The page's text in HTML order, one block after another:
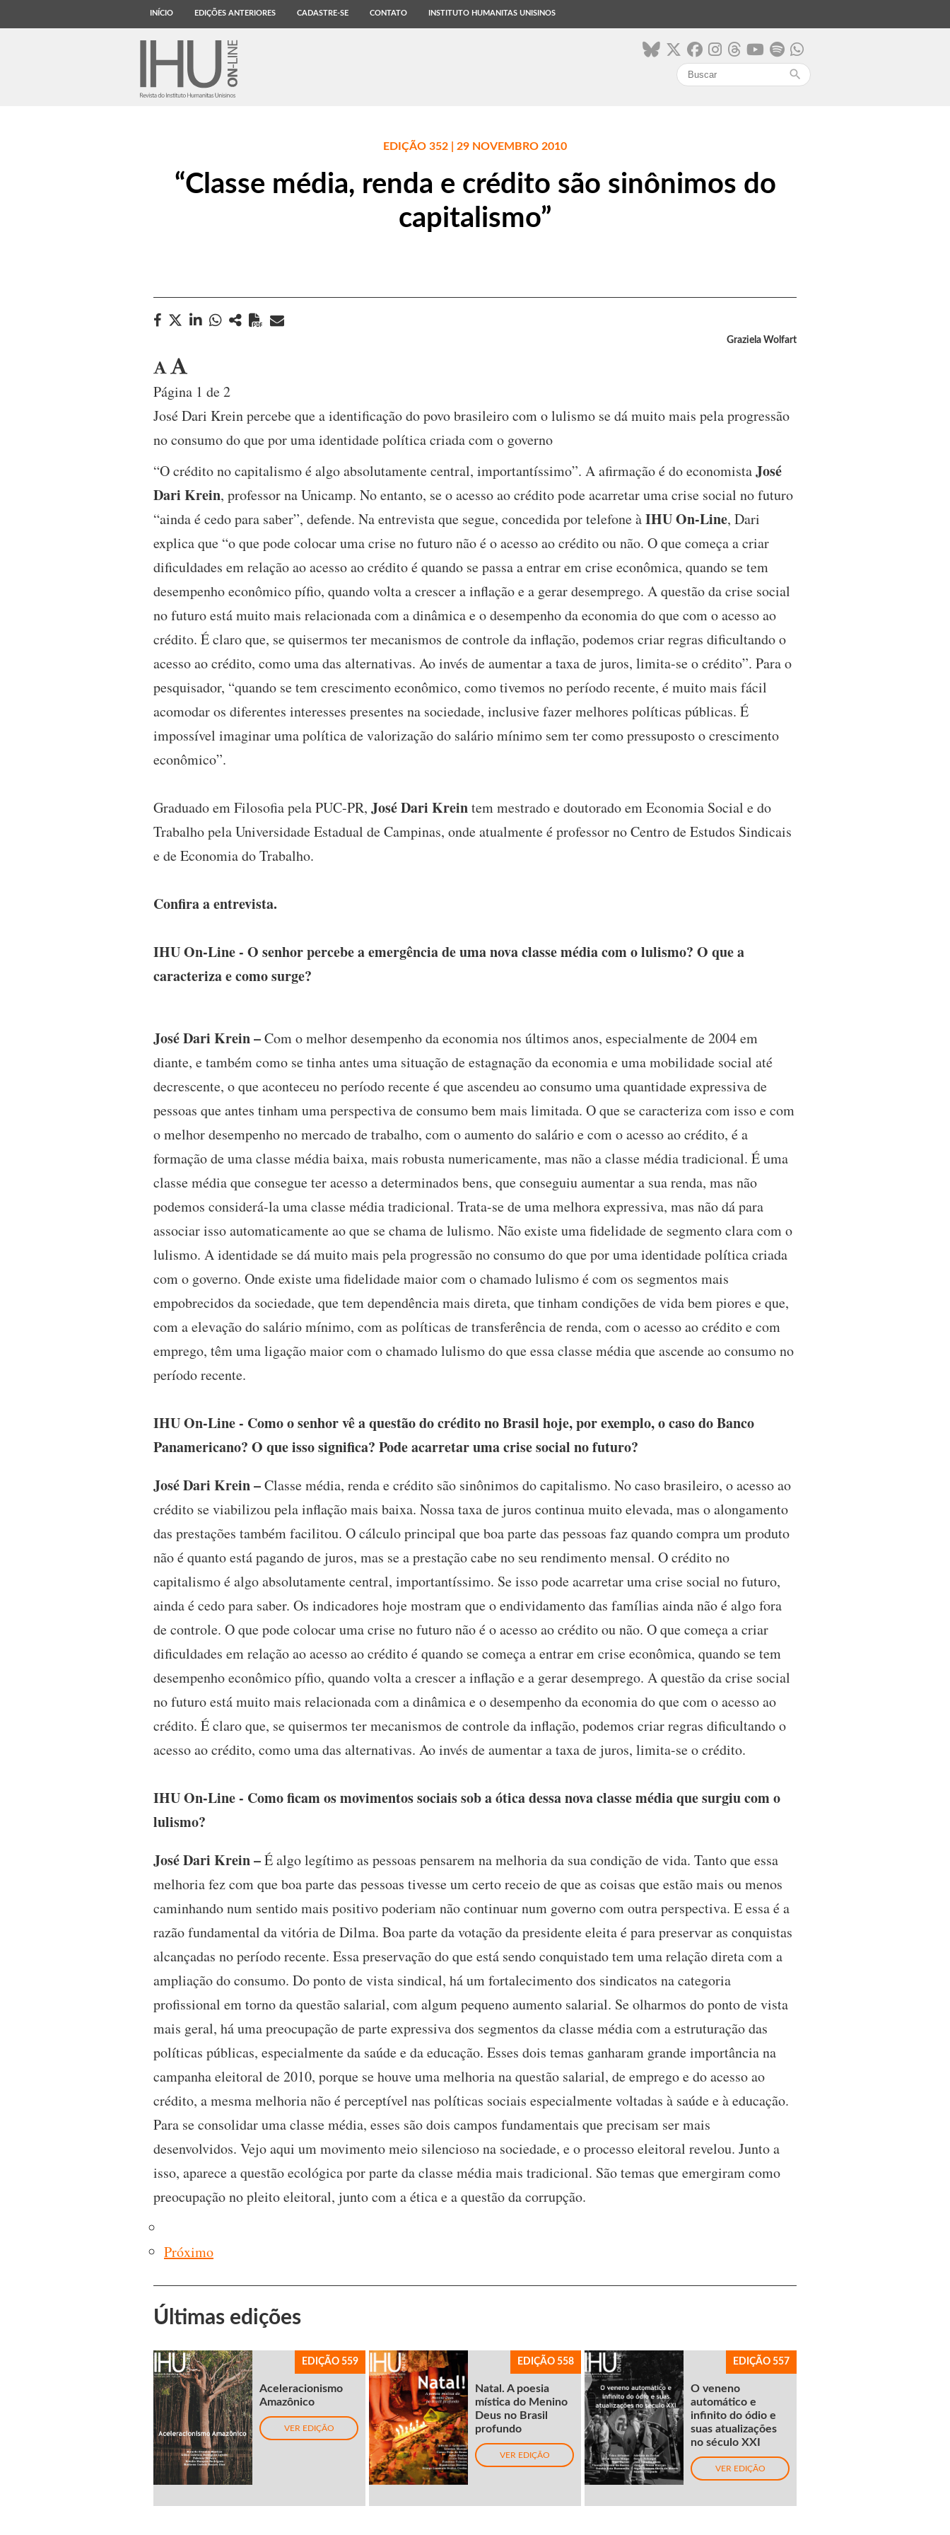
INÍCIO EDIÇÕES ANTERIORES CADASTRE-SE CONTATO INSTITUTO HUMANITAS UNISINOS
search
EDIÇÃO 352 | 29 NOVEMBRO 2010
“Classe média, renda e crédito são sinônimos do
capitalismo”
Graziela Wolfart
Página 1 de 2
José Dari Krein percebe que a identificação do povo brasileiro com o lulismo se dá muito mais pela progressão
no consumo do que por uma identidade política criada com o governo
“O crédito no capitalismo é algo absolutamente central, importantíssimo”. A afirmação é do economistaJosé
Dari Krein, professor na Unicamp. No entanto, se o acesso ao crédito pode acarretar uma crise social no futuro
“ainda é cedo para saber”, defende. Na entrevista que segue, concedida por telefone àIHU On-Line, Dari
explica que “o que pode colocar uma crise no futuro não é o acesso ao crédito ou não. O que começa a criar
dificuldades em relação ao acesso ao crédito é quando se passa a entrar em crise econômica, quando se tem
desempenho econômico pífio, quando volta a crescer a inflação e a gerar desemprego. A questão da crise social
no futuro está muito mais relacionada com a dinâmica e o desempenho da economia do que com o acesso ao
crédito. É claro que, se quisermos ter mecanismos de controle da inflação, podemos criar regras dificultando o
acesso ao crédito, como uma das alternativas. Ao invés de aumentar a taxa de juros, limita-se o crédito”. Para o
pesquisador, “quando se tem crescimento econômico, como tivemos no período recente, é muito mais fácil
acomodar os diferentes interesses presentes na sociedade, inclusive fazer melhores políticas públicas. É
impossível imaginar uma política de valorização do salário mínimo sem ter como pressuposto o crescimento
econômico”.
Graduado em Filosofia pela PUC-PR, José Dari Kreintem mestrado e doutorado em Economia Social e do
Trabalho pela Universidade Estadual de Campinas, onde atualmente é professor no Centro de Estudos Sindicais
e de Economia do Trabalho.
Confira a entrevista.
IHU On-Line - O senhor percebe a emergência de uma nova classe média com o lulismo? O que a
caracteriza e como surge?
José Dari Krein –Com o melhor desempenho da economia nos últimos anos, especialmente de 2004 em
diante, e também como se tinha antes uma situação de estagnação da economia e uma mobilidade social até
decrescente, o que aconteceu no período recente é que ascendeu ao consumo uma quantidade expressiva de
pessoas que antes tinham uma perspectiva de consumo bem mais limitada. O que se caracteriza com isso e com
o melhor desempenho no mercado de trabalho, com o aumento do salário e com o acesso ao crédito, é a
formação de uma classe média baixa, mais robusta numericamente, mas não a classe média tradicional. É uma
classe média que consegue ter acesso a determinados bens, que conseguiu aumentar a sua renda, mas não
podemos considerá-la uma classe média tradicional. Trata-se de uma melhora expressiva, mas não dá para
associar isso automaticamente ao que se chama de lulismo. Não existe uma fidelidade de segmento clara com o
lulismo. A identidade se dá muito mais pela progressão no consumo do que por uma identidade política criada
com o governo. Onde existe uma fidelidade maior com o chamado lulismo é com os segmentos mais
empobrecidos da sociedade, que tem dependência mais direta, que tinham condições de vida bem piores e que,
com a elevação do salário mínimo, com as políticas de transferência de renda, com o acesso ao crédito e com
emprego, têm uma ligação maior com o chamado lulismo do que essa classe média que ascende ao consumo no
período recente.
IHU On-Line - Como o senhor vê a questão do crédito no Brasil hoje, por exemplo, o caso do Banco
Panamericano? O que isso significa? Pode acarretar uma crise social no futuro?
José Dari Krein –Classe média, renda e crédito são sinônimos do capitalismo. No caso brasileiro, o acesso ao
crédito se viabilizou pela inflação mais baixa. Nossa taxa de juros continua muito elevada, mas o alongamento
das prestações também facilitou. O cálculo principal que boa parte das pessoas faz quando compra um produto
não é quanto está pagando de juros, mas se a prestação cabe no seu rendimento mensal. O crédito no
capitalismo é algo absolutamente central, importantíssimo. Se isso pode acarretar uma crise social no futuro,
ainda é cedo para saber. Os indicadores hoje mostram que o endividamento das famílias ainda não é algo fora
de controle. O que pode colocar uma crise no futuro não é o acesso ao crédito ou não. O que começa a criar
dificuldades em relação ao acesso ao crédito é quando se começa a entrar em crise econômica, quando se tem
desempenho econômico pífio, quando volta a crescer a inflação e a gerar desemprego. A questão da crise social
no futuro está muito mais relacionada com a dinâmica e o desempenho da economia do que com o acesso ao
crédito. É claro que, se quisermos ter mecanismos de controle da inflação, podemos criar regras dificultando o
acesso ao crédito, como uma das alternativas. Ao invés de aumentar a taxa de juros, limita-se o crédito.
IHU On-Line - Como ficam os movimentos sociais sob a ótica dessa nova classe média que surgiu com o
lulismo?
José Dari Krein –É algo legítimo as pessoas pensarem na melhoria da sua condição de vida. Tanto que essa
melhoria fez com que boa parte das pessoas tivesse um certo receio de que as coisas que estão mais ou menos
caminhando num sentido mais positivo poderiam não continuar num governo com outra perspectiva. E essa é a
razão fundamental da vitória de Dilma. Boa parte da votação da presidente eleita é para preservar as conquistas
alcançadas no período recente. Essa preservação do que está sendo conquistado tem uma relação direta com a
ampliação do consumo. Do ponto de vista sindical, há um fortalecimento dos sindicatos na categoria
profissional em torno da questão salarial, com algum pequeno aumento salarial. Se olharmos do ponto de vista
mais geral, há uma preocupação de parte expressiva dos segmentos da classe média com a estruturação das
políticas públicas, especialmente da saúde e da educação. Esses dois temas ganharam grande importância na
campanha eleitoral de 2010, porque se houve uma melhoria na questão salarial, de emprego e do acesso ao
crédito, a mesma melhoria não é perceptível nas políticas sociais especialmente voltadas à saúde e à educação.
Para se consolidar uma classe média, esses são dois campos fundamentais que precisam ser mais
desenvolvidos. Vejo aqui um movimento meio silencioso na sociedade, e o processo eleitoral revelou. Junto a
isso, aparece a questão ecológica por parte da classe média mais tradicional. São temas que emergiram como
preocupação no pleito eleitoral, junto com a ética e a questão da corrupção.
Próximo
Últimas edições
EDIÇÃO 559
Aceleracionismo
Amazônico
VER EDIÇÃO
EDIÇÃO 558
Natal. A poesia
mística do Menino
Deus no Brasil
profundo
VER EDIÇÃO
EDIÇÃO 557
O veneno
automático e
infinito do ódio e
suas atualizações
no século XXI
VER EDIÇÃO